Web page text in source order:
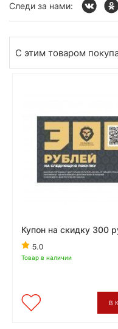
Следи за нами:
С этим товаром
Купон на скидку 300
5.0
Товар в наличии
В